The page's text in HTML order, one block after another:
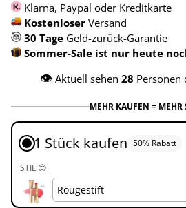
Klarna, Paypal oder Kreditkarte
Kostenloser Versand
30 Tage Geld-zurück-Garantie
Sommer-Sale ist nur heute
👁️ Aktuell sehen 28 Personen
MEHR KAUFEN = MEHR
1 Stück kaufen 50% Rabatt
STIL!😍